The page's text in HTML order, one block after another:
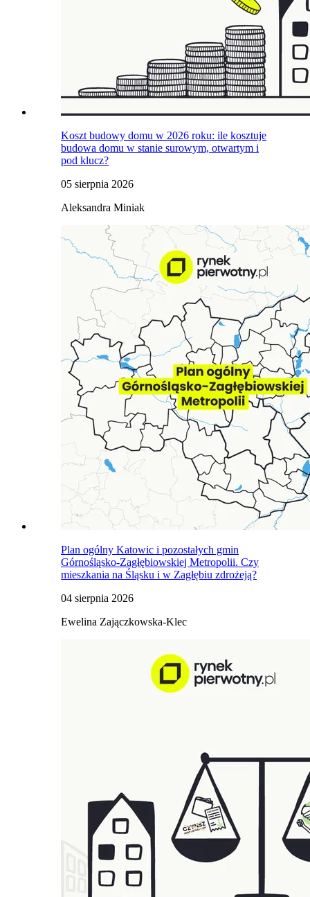
Koszt budowy domu w 2026 roku: ile kosztuje
budowa domu w stanie surowym, otwartym i
pod klucz?
05 sierpnia 2026
Aleksandra Miniak
Plan ogólny Katowic i pozostałych gmin
Górnośląsko-Zagłębiowskiej Metropolii. Czy
mieszkania na Śląsku i w Zagłębiu zdrożeją?
04 sierpnia 2026
Ewelina Zajączkowska-Klec